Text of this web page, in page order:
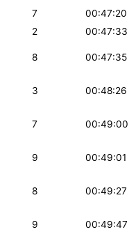
7
00:47:20
2 00:47:33
8 00:47:35
3 00:48:26
7 00:49:00
9 00:49:01
8 00:49:27
9 00:49:47